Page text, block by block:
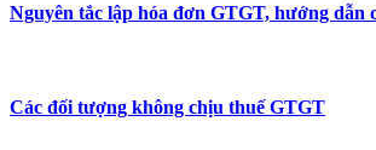
Nguyên tắc lập hóa đơn GTGT, hướng dẫn
Các đối tượng không chịu thuế GTGT